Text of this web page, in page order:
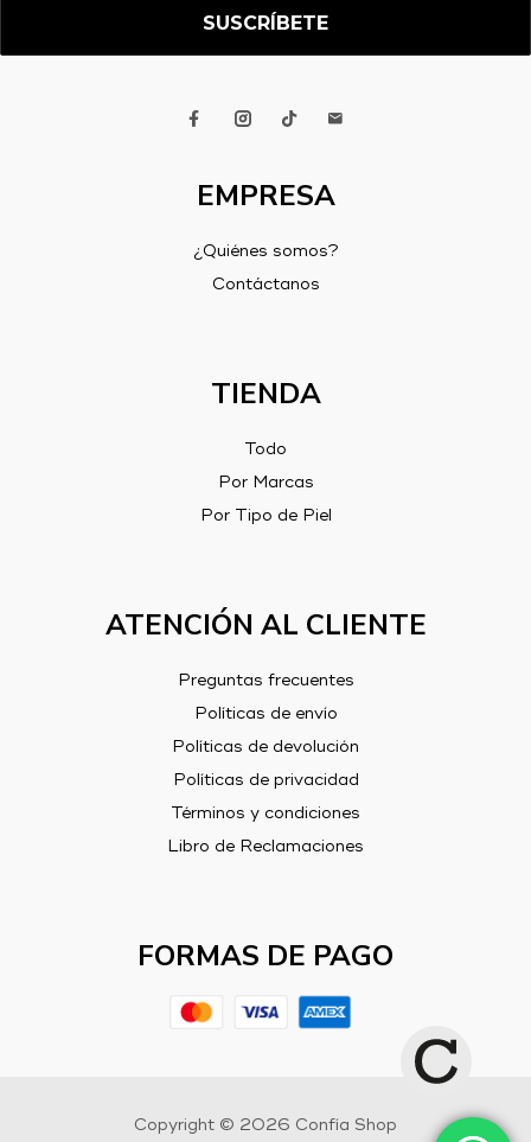
EMPRESA
¿Quiénes somos?
Contáctanos
TIENDA
Todo
Por Marcas
Por Tipo de Piel
ATENCIÓN AL CLIENTE
Preguntas frecuentes
Políticas de envío
Políticas de devolución
Políticas de privacidad
Términos y condiciones
Libro de Reclamaciones
FORMAS DE PAGO
Copyright © 2026 Confía Shop